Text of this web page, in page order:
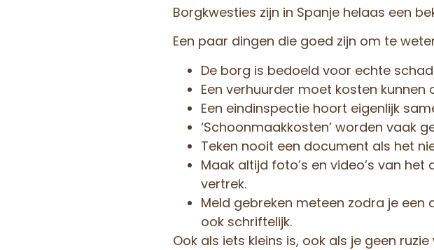
Borgkwesties zijn in Spanje helaas een
Een paar dingen die goed zijn om te
De borg is bedoeld voor echte
Een verhuurder moet kosten
Een eindinspectie hoort eigenlijk
‘Schoonmaakkosten’ worden vaak
Teken nooit een document als het
Maak altijd foto’s en video’s van
vertrek.
Meld gebreken meteen zodra je
ook schriftelijk.
Ook als iets kleins is, ook als je geen